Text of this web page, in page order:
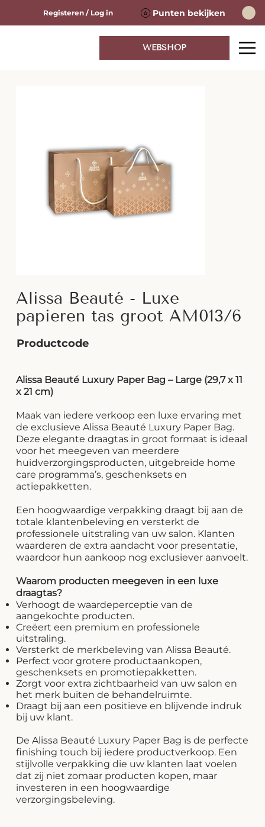
Punten bekijken
Registeren / Log in
WEBSHOP
Alissa Beauté - Luxe
papieren tas groot AM013/6
Productcode
Alissa Beauté Luxury Paper Bag – Large (29,7 x 11
x 21 cm)
Maak van iedere verkoop een luxe ervaring met
de exclusieve Alissa Beauté Luxury Paper Bag.
Deze elegante draagtas in groot formaat is ideaal
voor het meegeven van meerdere
huidverzorgingsproducten, uitgebreide home
care programma’s, geschenksets en
actiepakketten.
Een hoogwaardige verpakking draagt bij aan de
totale klantenbeleving en versterkt de
professionele uitstraling van uw salon. Klanten
waarderen de extra aandacht voor presentatie,
waardoor hun aankoop nog exclusiever aanvoelt.
Waarom producten meegeven in een luxe
draagtas?
Verhoogt de waardeperceptie van de
aangekochte producten.
Creëert een premium en professionele
uitstraling.
Versterkt de merkbeleving van Alissa Beauté.
Perfect voor grotere productaankopen,
geschenksets en promotiepakketten.
Zorgt voor extra zichtbaarheid van uw salon en
het merk buiten de behandelruimte.
Draagt bij aan een positieve en blijvende indruk
bij uw klant.
De Alissa Beauté Luxury Paper Bag is de perfecte
finishing touch bij iedere productverkoop. Een
stijlvolle verpakking die uw klanten laat voelen
dat zij niet zomaar producten kopen, maar
investeren in een hoogwaardige
verzorgingsbeleving.